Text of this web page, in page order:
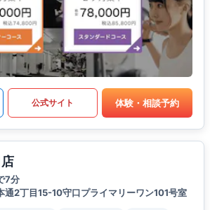
公式サイト 体験・相談予約
7分
通2丁目15-10守口プライマリーワン101号室